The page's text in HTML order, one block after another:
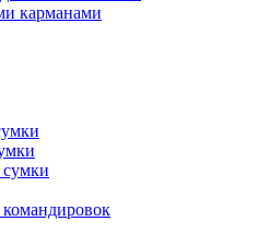
карманами